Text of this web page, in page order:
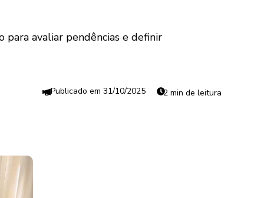
avaliar pendências e definir
31/10/2025 2 min de leitura